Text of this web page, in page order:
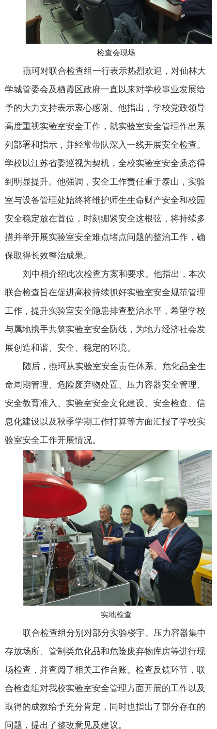
检查会现场
燕珂对联合检查组一行表示热烈欢迎，对仙林大
学城管委会及栖霞区政府一直以来对学校事业发展给
予的大力支持表示衷心感谢。他指出，学校党政领导
高度重视实验室安全工作，就实验室安全管理作出系
列部署和指示，并经常带队深入一线开展安全检查。
学校以江苏省委巡视为契机，全校实验室安全质态得
到明显提升。他强调，安全工作责任重于泰山，实验
室与设备管理处始终将维护师生生命财产安全和校园
安全稳定放在首位，时刻绷紧安全这根弦，将持续多
措并举开展实验室安全难点堵点问题的整治工作，确
保取得长效整治成果。
刘中相介绍此次检查方案和要求。他指出，本次
联合检查旨在促进高校持续抓好实验室安全规范管理
工作，提升实验室安全隐患排查整治水平，希望学校
与属地携手共筑实验室安全防线，为地方经济社会发
展创造和谐、安全、稳定的环境。
随后，燕珂从实验室安全责任体系、危化品全生
命周期管理、危险废弃物处置、压力容器安全管理、
安全教育准入、实验室安全文化建设、安全检查、信
息化建设以及秋季学期工作打算等方面汇报了学校实
验室安全工作开展情况。
实地检查
联合检查组分别对部分实验楼宇、压力容器集中
存放场所、管制类危化品和危险废弃物库房等进行现
场检查，并查阅了相关工作台账。检查反馈环节，联
合检查组对我校实验室安全管理方面开展的工作以及
取得的成效给予充分肯定，同时也指出了部分存在的
问题，提出了整改意见及建议。